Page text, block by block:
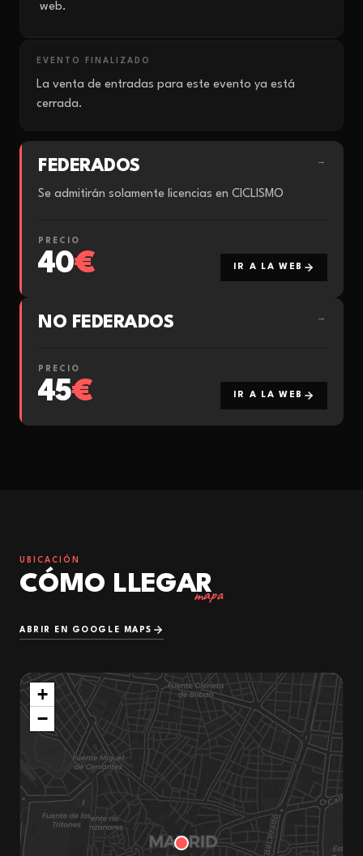
web.
EVENTO FINALIZADO
La venta de entradas para este evento ya está
cerrada.
FEDERADOS →
Se admitirán solamente licencias en CICLISMO
PRECIO
40€ IR A LA WEB
NO FEDERADOS →
PRECIO
45€ IR A LA WEB
UBICACIÓN
CÓMO LLEGAR
mapa
ABRIR EN GOOGLE MAPS
+
−